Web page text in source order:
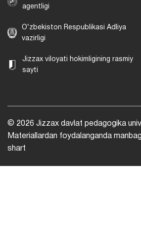
agentligi
O‘zbekiston Respublikasi Adliya
vazirligi
Jizzax viloyati hokimligining rasmiy
sayti
© 2026 Jizzax davlat pedagogika
Materiallardan foydalanganda
shart